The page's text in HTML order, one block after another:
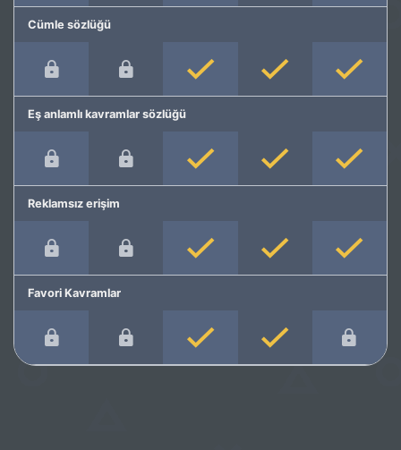
Cümle sözlüğü
Eş anlamlı kavramlar sözlüğü
Reklamsız erişim
Favori Kavramlar